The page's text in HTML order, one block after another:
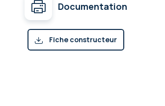
Documentation
Fiche constructeur